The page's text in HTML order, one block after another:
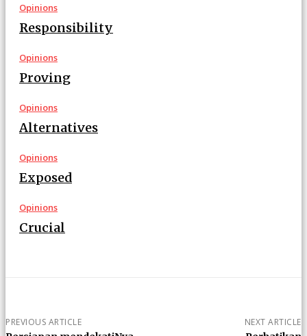
Opinions
Responsibility
Opinions
Proving
Opinions
Alternatives
Opinions
Exposed
Opinions
Crucial
PREVIOUS ARTICLE NEXT ARTICLE